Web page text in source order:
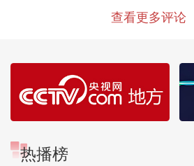
查看更多评论
热播榜